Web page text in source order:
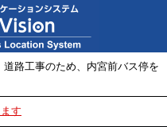
道路工事のため、内宮前バス停を
す